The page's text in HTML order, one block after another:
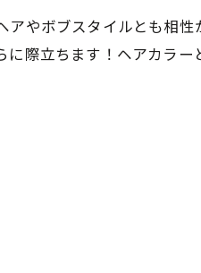
やボブスタイルとも相性
際立ちます！ヘアカラ